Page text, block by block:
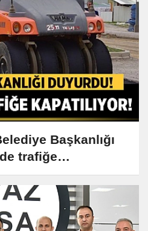
Başkanlığı
trafiğe